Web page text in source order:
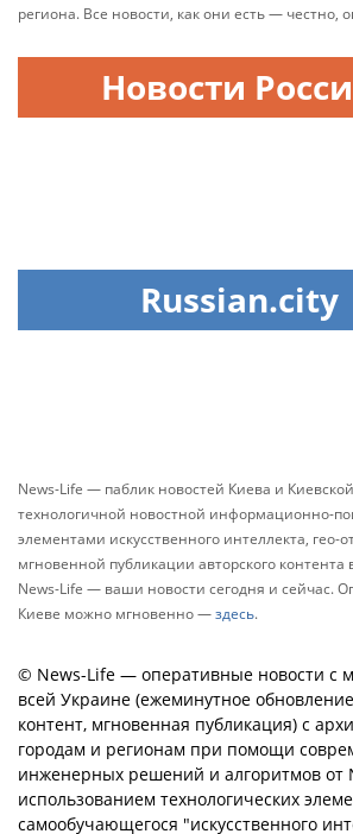
региона. Все новости, как они есть — честно,
Новости
Russian.city
News-Life — паблик новостей Киева и
технологичной новостной информационно-
элементами искусственного интеллекта, гео-
мгновенной публикации авторского контента
News-Life — ваши новости сегодня и сейчас.
Киеве можно мгновенно —здесь.
© News-Life — оперативные новости с
всей Украине (ежеминутное
контент, мгновенная публикация) с
городам и регионам при помощи
инженерных решений и алгоритмов от
использованием технологических
самообучающегося "искусственного